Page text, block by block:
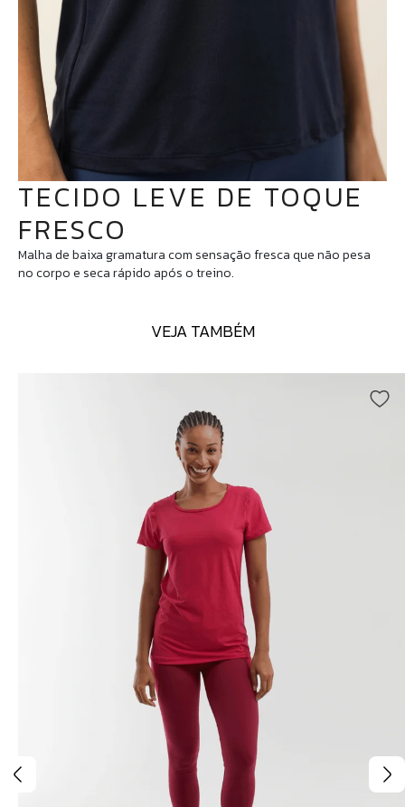
TECIDO LEVE DE TOQUE
FRESCO
Malha de baixa gramatura com sensação fresca que não pesa
no corpo e seca rápido após o treino.
VEJA TAMBÉM